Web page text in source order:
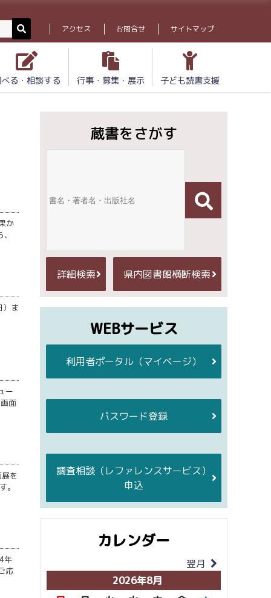
アクセス お問合せ サイトマップ
る・相談する 行事・募集・展示 子ども読書支援
か
）ま
ー
面
を
。
年
応
蔵書をさがす
詳細検索 県内図書館横断検索
WEBサービス
利用者ポータル （マイページ）
パスワード登録
調査相談 （レファレンスサービス）
申込
カレンダー
翌月
2026年8月